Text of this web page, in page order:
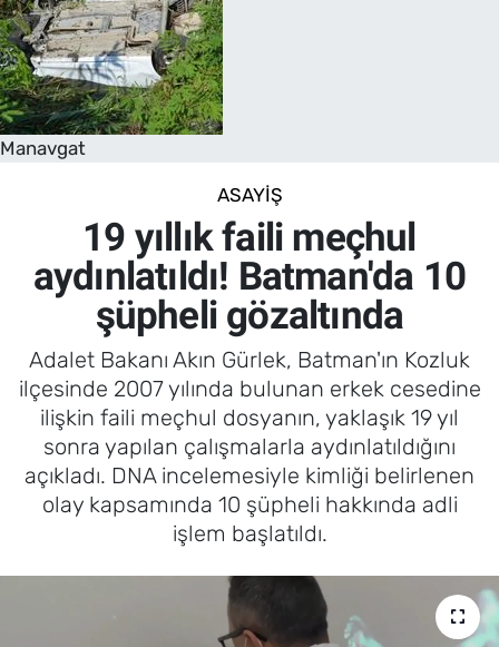
Manavgat
ASAYIŞ
19 yıllık faili meçhul
aydınlatıldı! Batman'da 10
şüpheli gözaltında
Adalet Bakanı Akın Gürlek, Batman'ın Kozluk
ilçesinde 2007 yılında bulunan erkek cesedine
ilişkin faili meçhul dosyanın, yaklaşık 19 yıl
sonra yapılan çalışmalarla aydınlatıldığını
açıkladı. DNA incelemesiyle kimliği belirlenen
olay kapsamında 10 şüpheli hakkında adli
işlem başlatıldı.